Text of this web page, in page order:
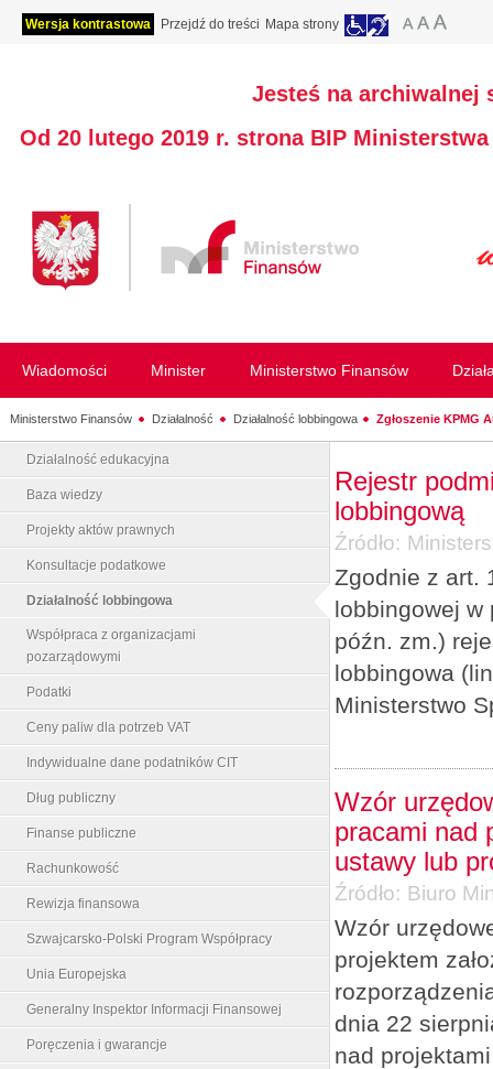
Wersja kontrastowa Przejdź do treści Mapa strony
Jesteś na archiwalnej
Od 20 lutego 2019 r. strona BIP
Wiadomości Minister Ministerstwo Finansów
Ministerstwo Finansów Działalność Działalność lobbingowa Zgłoszenie KPMG
Działalność edukacyjna
Baza wiedzy
Projekty aktów prawnych
Konsultacje podatkowe
Działalność lobbingowa
Współpraca z organizacjami
pozarządowymi
Podatki
Ceny paliw dla potrzeb VAT
Indywidualne dane podatników CIT
Dług publiczny
Finanse publiczne
Rachunkowość
Rewizja finansowa
Szwajcarsko-Polski Program Współpracy
Unia Europejska
Generalny Inspektor Informacji Finansowej
Poręczenia i gwarancje
Rejestr
lobbingową
Źródło:
Zgodnie z art.
lobbingowej w
późn. zm.)
lobbingowa
Ministerstwo
Wzór
pracami nad
ustawy lub
Źródło: Biuro
Wzór
projektem
dnia 22
nad